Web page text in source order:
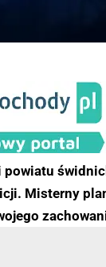
powiatu
Misterny